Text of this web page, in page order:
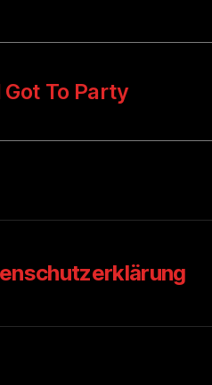
Got To Party